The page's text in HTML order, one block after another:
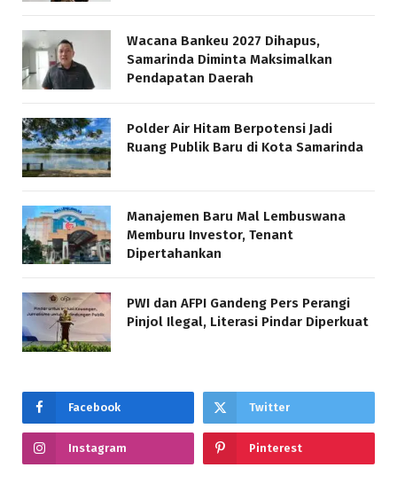
Wacana Bankeu 2027 Dihapus,
Samarinda Diminta Maksimalkan
Pendapatan Daerah
Polder Air Hitam Berpotensi Jadi
Ruang Publik Baru di Kota Samarinda
Manajemen Baru Mal Lembuswana
Memburu Investor, Tenant
Dipertahankan
PWI dan AFPI Gandeng Pers Perangi
Pinjol Ilegal, Literasi Pindar Diperkuat
Facebook Twitter
Instagram Pinterest